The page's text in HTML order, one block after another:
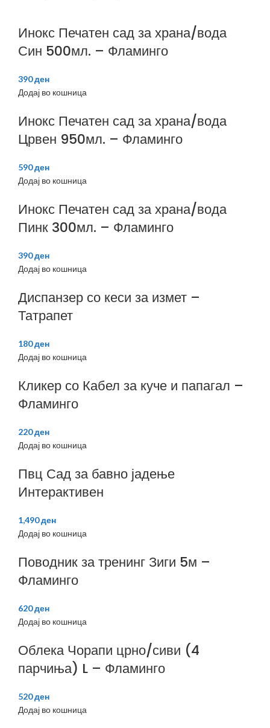
Инокс Печатен сад за храна/вода
Син 500мл. – Фламинго
390ден
Додај во кошница
Инокс Печатен сад за храна/вода
Црвен 950мл. – Фламинго
590ден
Додај во кошница
Инокс Печатен сад за храна/вода
Пинк 300мл. – Фламинго
390ден
Додај во кошница
Диспанзер со кеси за измет –
Татрапет
180ден
Додај во кошница
Кликер со Кабел за куче и папагал –
Фламинго
220ден
Додај во кошница
Пвц Сад за бавно јадење
Интерактивен
1,490ден
Додај во кошница
Поводник за тренинг Зиги 5м –
Фламинго
620ден
Додај во кошница
Облека Чорапи црно/сиви (4
парчиња) L – Фламинго
520ден
Додај во кошница